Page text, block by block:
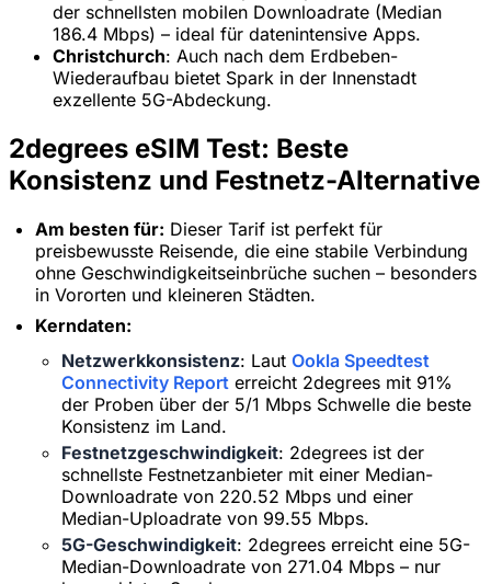
der schnellsten mobilen Downloadrate (Median
186.4 Mbps) – ideal für datenintensive Apps.
Christchurch: Auch nach dem Erdbeben-
Wiederaufbau bietet Spark in der Innenstadt
exzellente 5G-Abdeckung.
2degrees eSIM Test: Beste
Konsistenz und Festnetz-Alternative
Am besten für: Dieser Tarif ist perfekt für
preisbewusste Reisende, die eine stabile Verbindung
ohne Geschwindigkeitseinbrüche suchen – besonders
in Vororten und kleineren Städten.
Kerndaten:
Netzwerkkonsistenz: Laut Ookla Speedtest
Connectivity Report erreicht 2degrees mit 91%
der Proben über der 5/1 Mbps Schwelle die beste
Konsistenz im Land.
Festnetzgeschwindigkeit: 2degrees ist der
schnellste Festnetzanbieter mit einer Median-
Downloadrate von 220.52 Mbps und einer
Median-Uploadrate von 99.55 Mbps.
5G-Geschwindigkeit: 2degrees erreicht eine 5G-
Median-Downloadrate von 271.04 Mbps – nur
Zeitlich begrenztes Angebot
Rabattcode
web20